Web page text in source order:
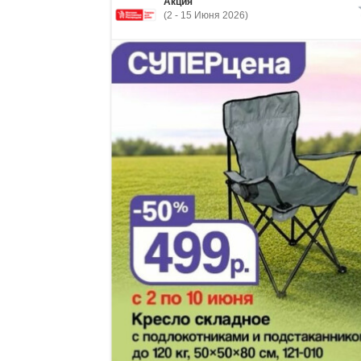
(2 - 15 Июня 2026)